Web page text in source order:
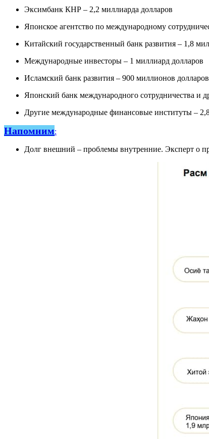
Эксимбанк КНР – 2,2 миллиарда долларов
Японское агентство по международному
Китайский государственный банк развития – 1,8
Международные инвесторы – 1 миллиард долларов
Исламский банк развития – 900 миллионов долларов
Японский банк международного сотрудничества и
Другие международные финансовые институты –
Напомним:
Долг внешний – проблемы внутренние. Эксперт о